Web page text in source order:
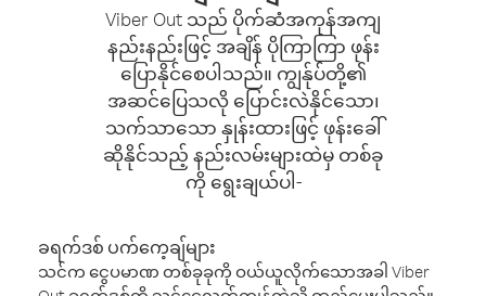
Viber Out သည် ပိုက်ဆံအကုန်အကျ
နည်းနည်းဖြင့် အချိန် ပိုကြာကြာ ဖုန်း
ပြောနိုင်စေပါသည်။ ကျွန်ုပ်တို့၏
အဆင်ပြေသလို ပြောင်းလဲနိုင်သော၊
သက်သာသော နှုန်းထားဖြင့် ဖုန်းခေါ်
ဆိုနိုင်သည့် နည်းလမ်းများထဲမှ တစ်ခု
ကို ရွေးချယ်ပါ-
ခရက်ဒစ် ပက်ကေ့ချ်များ
သင်က ငွေပမာဏ တစ်ခုခုကို ဝယ်ယူလိုက်သောအခါ Viber